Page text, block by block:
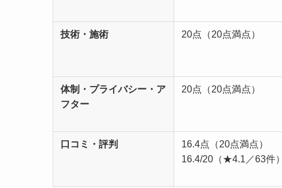
技術・施術 20点（20点満点）
体制・プライバシー・ア
フター
20点（20点満点）
口コミ・評判
16.4点（20点満点）
16.4/20（★4.1／63件）